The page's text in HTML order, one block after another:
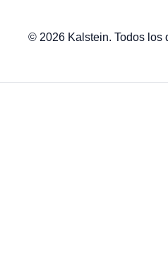
© 2026 Kalstein. Todos los